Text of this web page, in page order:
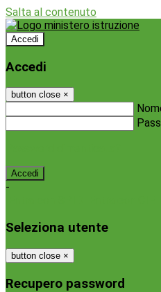
Salta al contenuto
Accedi
Accedi
button close ×
-
Seleziona utente
button close ×
Recupero password